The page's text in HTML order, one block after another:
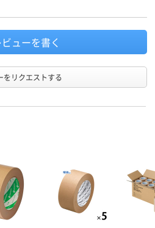
ビューを書く
をリクエストする